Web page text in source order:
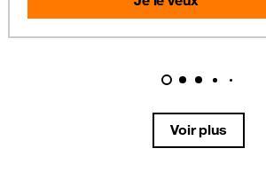
Voir plus